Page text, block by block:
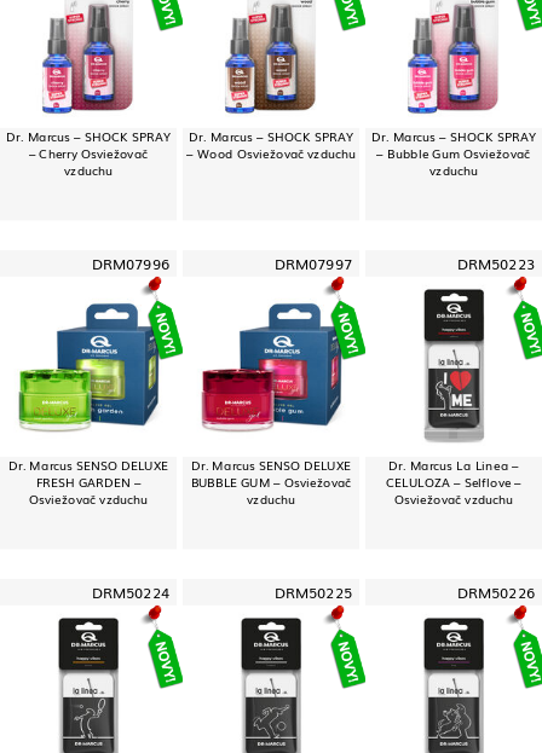
Dr. Marcus – SHOCK SPRAY
– Cherry Osviežovač
vzduchu
Dr. Marcus – SHOCK SPRAY
– Wood Osviežovač vzduchu
Dr. Marcus – SHOCK SPRAY
– Bubble Gum Osviežovač
vzduchu
DRM07996
Dr. Marcus SENSO DELUXE
FRESH GARDEN –
Osviežovač vzduchu
DRM07997
Dr. Marcus SENSO DELUXE
BUBBLE GUM – Osviežovač
vzduchu
DRM50223
Dr. Marcus La Linea –
CELULOZA – Selflove –
Osviežovač vzduchu
DRM50224 DRM50225 DRM50226